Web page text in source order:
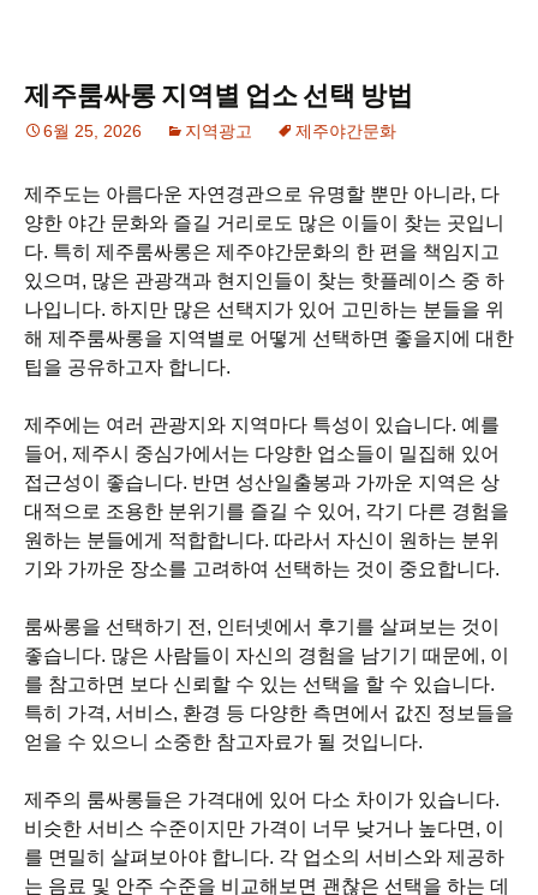
제주룸싸롱 지역별 업소 선택 방법
6월 25, 2026 지역광고 제주야간문화
제주도는 아름다운 자연경관으로 유명할 뿐만 아니라, 다
양한 야간 문화와 즐길 거리로도 많은 이들이 찾는 곳입니
다. 특히 제주룸싸롱은 제주야간문화의 한 편을 책임지고
있으며, 많은 관광객과 현지인들이 찾는 핫플레이스 중 하
나입니다. 하지만 많은 선택지가 있어 고민하는 분들을 위
해 제주룸싸롱을 지역별로 어떻게 선택하면 좋을지에 대한
팁을 공유하고자 합니다.
제주에는 여러 관광지와 지역마다 특성이 있습니다. 예를
들어, 제주시 중심가에서는 다양한 업소들이 밀집해 있어
접근성이 좋습니다. 반면 성산일출봉과 가까운 지역은 상
대적으로 조용한 분위기를 즐길 수 있어, 각기 다른 경험을
원하는 분들에게 적합합니다. 따라서 자신이 원하는 분위
기와 가까운 장소를 고려하여 선택하는 것이 중요합니다.
룸싸롱을 선택하기 전, 인터넷에서 후기를 살펴보는 것이
좋습니다. 많은 사람들이 자신의 경험을 남기기 때문에, 이
를 참고하면 보다 신뢰할 수 있는 선택을 할 수 있습니다.
특히 가격, 서비스, 환경 등 다양한 측면에서 값진 정보들을
얻을 수 있으니 소중한 참고자료가 될 것입니다.
제주의 룸싸롱들은 가격대에 있어 다소 차이가 있습니다.
비슷한 서비스 수준이지만 가격이 너무 낮거나 높다면, 이
를 면밀히 살펴보아야 합니다. 각 업소의 서비스와 제공하
는 음료 및 안주 수준을 비교해보면 괜찮은 선택을 하는 데